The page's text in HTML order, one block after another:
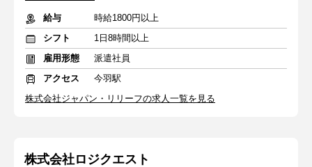
給与
時給1800円以上
シフト
1日8時間以上
雇用形態
派遣社員
アクセス
今羽駅
株式会社ジャパン・リリーフの求人一覧を見る
株式会社ロジクエスト